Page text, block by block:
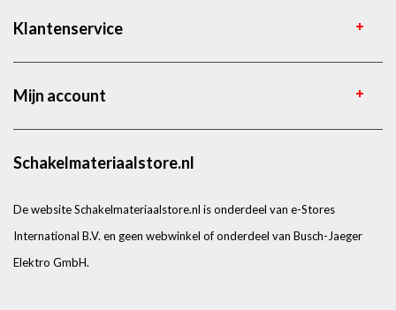
Klantenservice
Mijn account
Schakelmateriaalstore.nl
De website Schakelmateriaalstore.nl is onderdeel van e-Stores
International B.V. en geen webwinkel of onderdeel van Busch-Jaeger
Elektro GmbH.